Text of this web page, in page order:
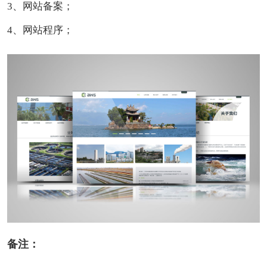
3、网站备案；
4、网站程序；
备注：